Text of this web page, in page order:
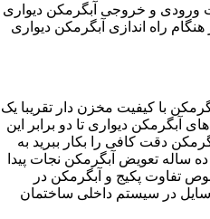
ورودی و خروجی آبگرمکن دیواری
راه اندازی آبگرمکن دیواری
با کیفیت مخزن دار تقریبا یک
آبگرمکن دیواری تا دو برابر این
دقت کافی را بکار ببرید به
ساله تعویض آبگرمکن نجات پیدا
تفاوت پکیج و آبگرمکن در
در سیستم داخلی ساختمان